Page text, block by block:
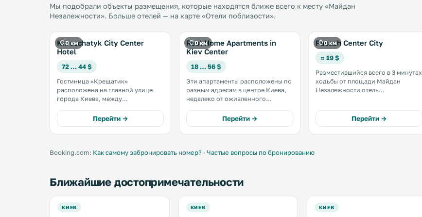
Мы подобрали объекты размещения, которые находятся ближе всего к месту «Майдан
Незалежности». Больше отелей — на карте «Отели поблизости».
0 км
Khreschatyk City Center
Hotel
72 … 44 $
Гостиница «Крещатик»
расположена на главной улице
города Киева, между
площадью Независимости. .
Перейти →
0 км
Real Home Apartments in
Kiev Center
18 … 56 $
Эти апартаменты расположены по
разным адресам в центре Киева,
недалеко от оживленного
от Майдана Незалежности. В
числе удобств — бесплатный Wi-Fi,
полноценная кухня и собственная
Перейти →
0 км
Pasazh Center City
≈ 19 $
Разместившийся всего в 3 минутах
ходьбы от площади Майдан
Незалежности отель
ходьбы от отеля. .
Перейти →
Booking.com: Как самому забронировать номер? · Частые вопросы по бронированию
Ближайшие достопримечательности
КИЕВ КИЕВ КИЕВ